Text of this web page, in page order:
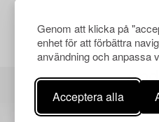
Genom att klicka på
enhet för att förbättra
användning och anpassa
Acceptera alla